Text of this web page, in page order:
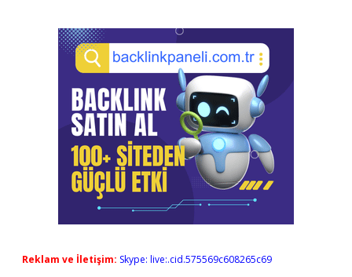
Reklam ve İletişim: Skype: live:.cid.575569c608265c69